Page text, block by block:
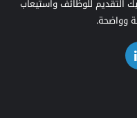
التقديم للوظائف واستيعاب
وواضحة.
لينكدإن